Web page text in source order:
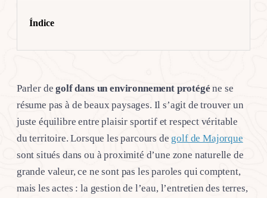
Índice
Parler degolf dans un environnement protégéne se
résume pas à de beaux paysages. Il s’agit de trouver un
juste équilibre entre plaisir sportif et respect véritable
du territoire. Lorsque les parcours de golf de Majorque
sont situés dans ou à proximité d’une zone naturelle de
grande valeur, ce ne sont pas les paroles qui comptent,
mais les actes : la gestion de l’eau, l’entretien des terres,